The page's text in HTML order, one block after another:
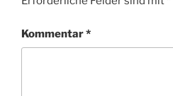
Kommentar*